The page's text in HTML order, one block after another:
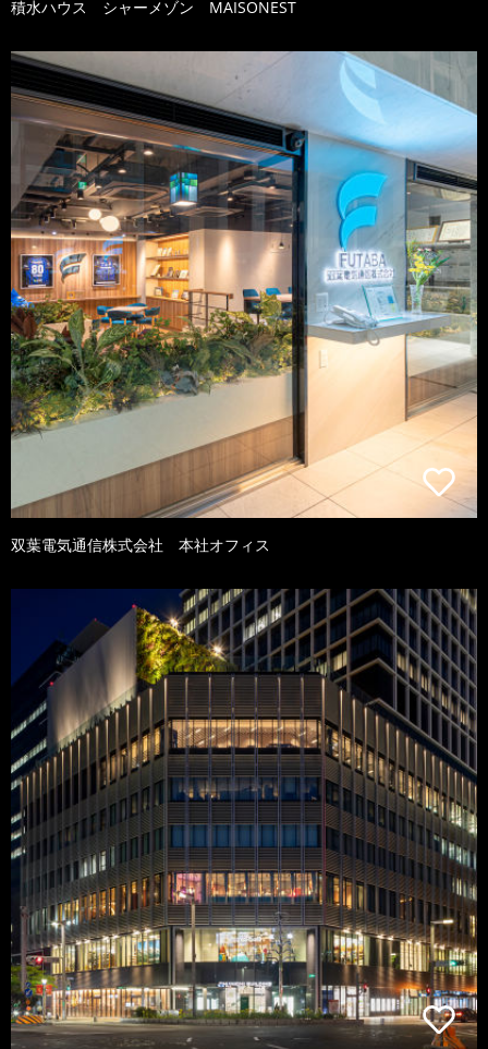
積水ハウス シャーメゾン MAISONEST
双葉電気通信株式会社 本社オフィス